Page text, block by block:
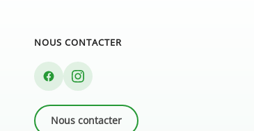
NOUS CONTACTER
Nous contacter